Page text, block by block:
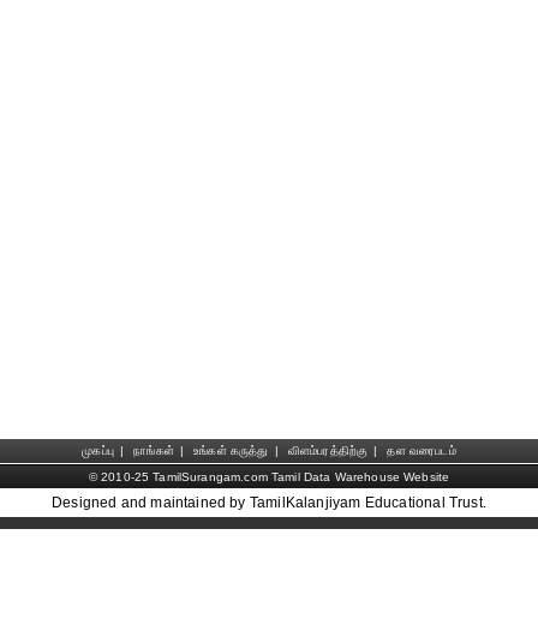
முகப்பு | நாங்கள் | உங்கள் கருத்து | விளம்பரத்திற்கு |
தள வரைபடம்
© 2010-25 TamilSurangam.com Tamil Data Warehouse Website
Designed and maintained by TamilKalanjiyam Educational Trust.